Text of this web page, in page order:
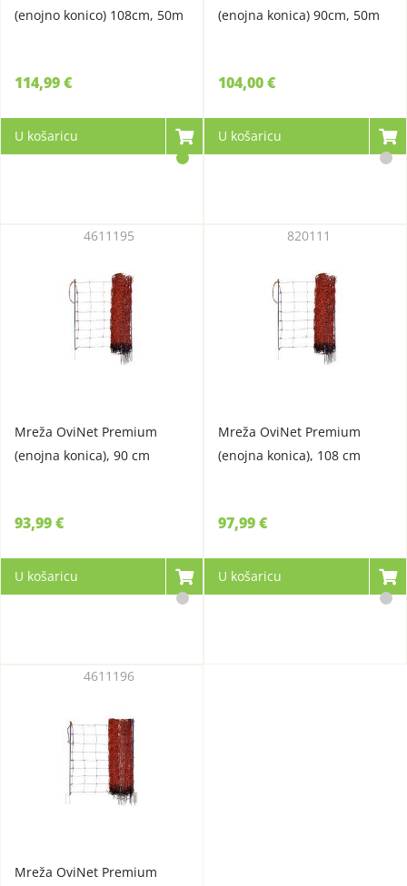
(enojno konico) 108cm, 50m
114,99 €
U košaricu
(enojna konica) 90cm, 50m
104,00 €
U košaricu
Mreža OviNet Premium
(enojna konica), 90 cm
4611195
93,99 €
U košaricu
Mreža OviNet Premium
(enojna konica), 108 cm
820111
97,99 €
U košaricu
Mreža OviNet Premium
4611196